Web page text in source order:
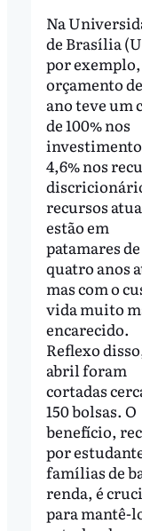
Na
de Brasília
por
orçamento
ano teve um
de 100% nos
4,6% nos
recursos
estão em
patamares de
quatro anos
mas com o
vida muito
encarecido.
Reflexo
abril foram
cortadas
150 bolsas. O
benefício,
por
famílias de
renda, é
para mantê-